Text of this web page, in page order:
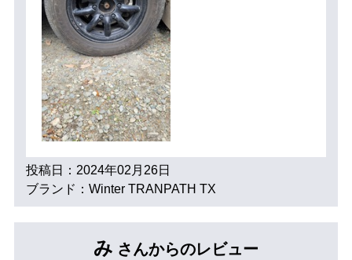
投稿日：2024年02月26日
ブランド：Winter TRANPATH TX
み さんからのレビュー